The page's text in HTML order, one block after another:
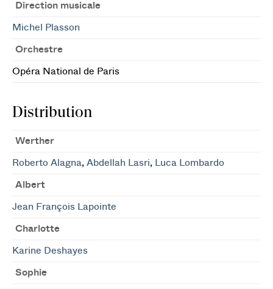
Direction musicale
Michel Plasson
Orchestre
Opéra National de Paris
Distribution
Werther
Roberto Alagna, Abdellah Lasri, Luca Lombardo
Albert
Jean François Lapointe
Charlotte
Karine Deshayes
Sophie